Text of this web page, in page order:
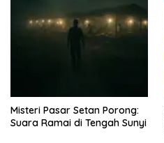
Misteri Pasar Setan Porong:
Suara Ramai di Tengah Sunyi